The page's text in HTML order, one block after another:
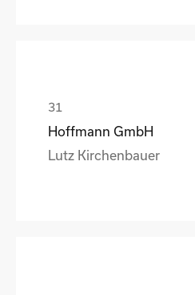
Hoffmann GmbH
Lutz Kirchenbauer